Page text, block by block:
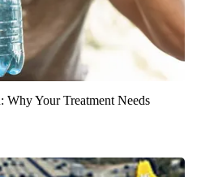
Why Your Treatment Needs